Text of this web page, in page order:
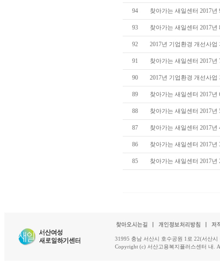
94 찾아가는 새일센터 2017년
93 찾아가는 새일센터 2017년
92 2017년 기업환경 개선사
91 찾아가는 새일센터 2017년
90 2017년 기업환경 개선사
89 찾아가는 새일센터 2017년
88 찾아가는 새일센터 2017년
87 찾아가는 새일센터 2017년
86 찾아가는 새일센터 2017년
85 찾아가는 새일센터 2017년
31995 충남 서산시 호수공원 1로 22(서산
Copyright (c) 서산고용복지플러스센터 내.